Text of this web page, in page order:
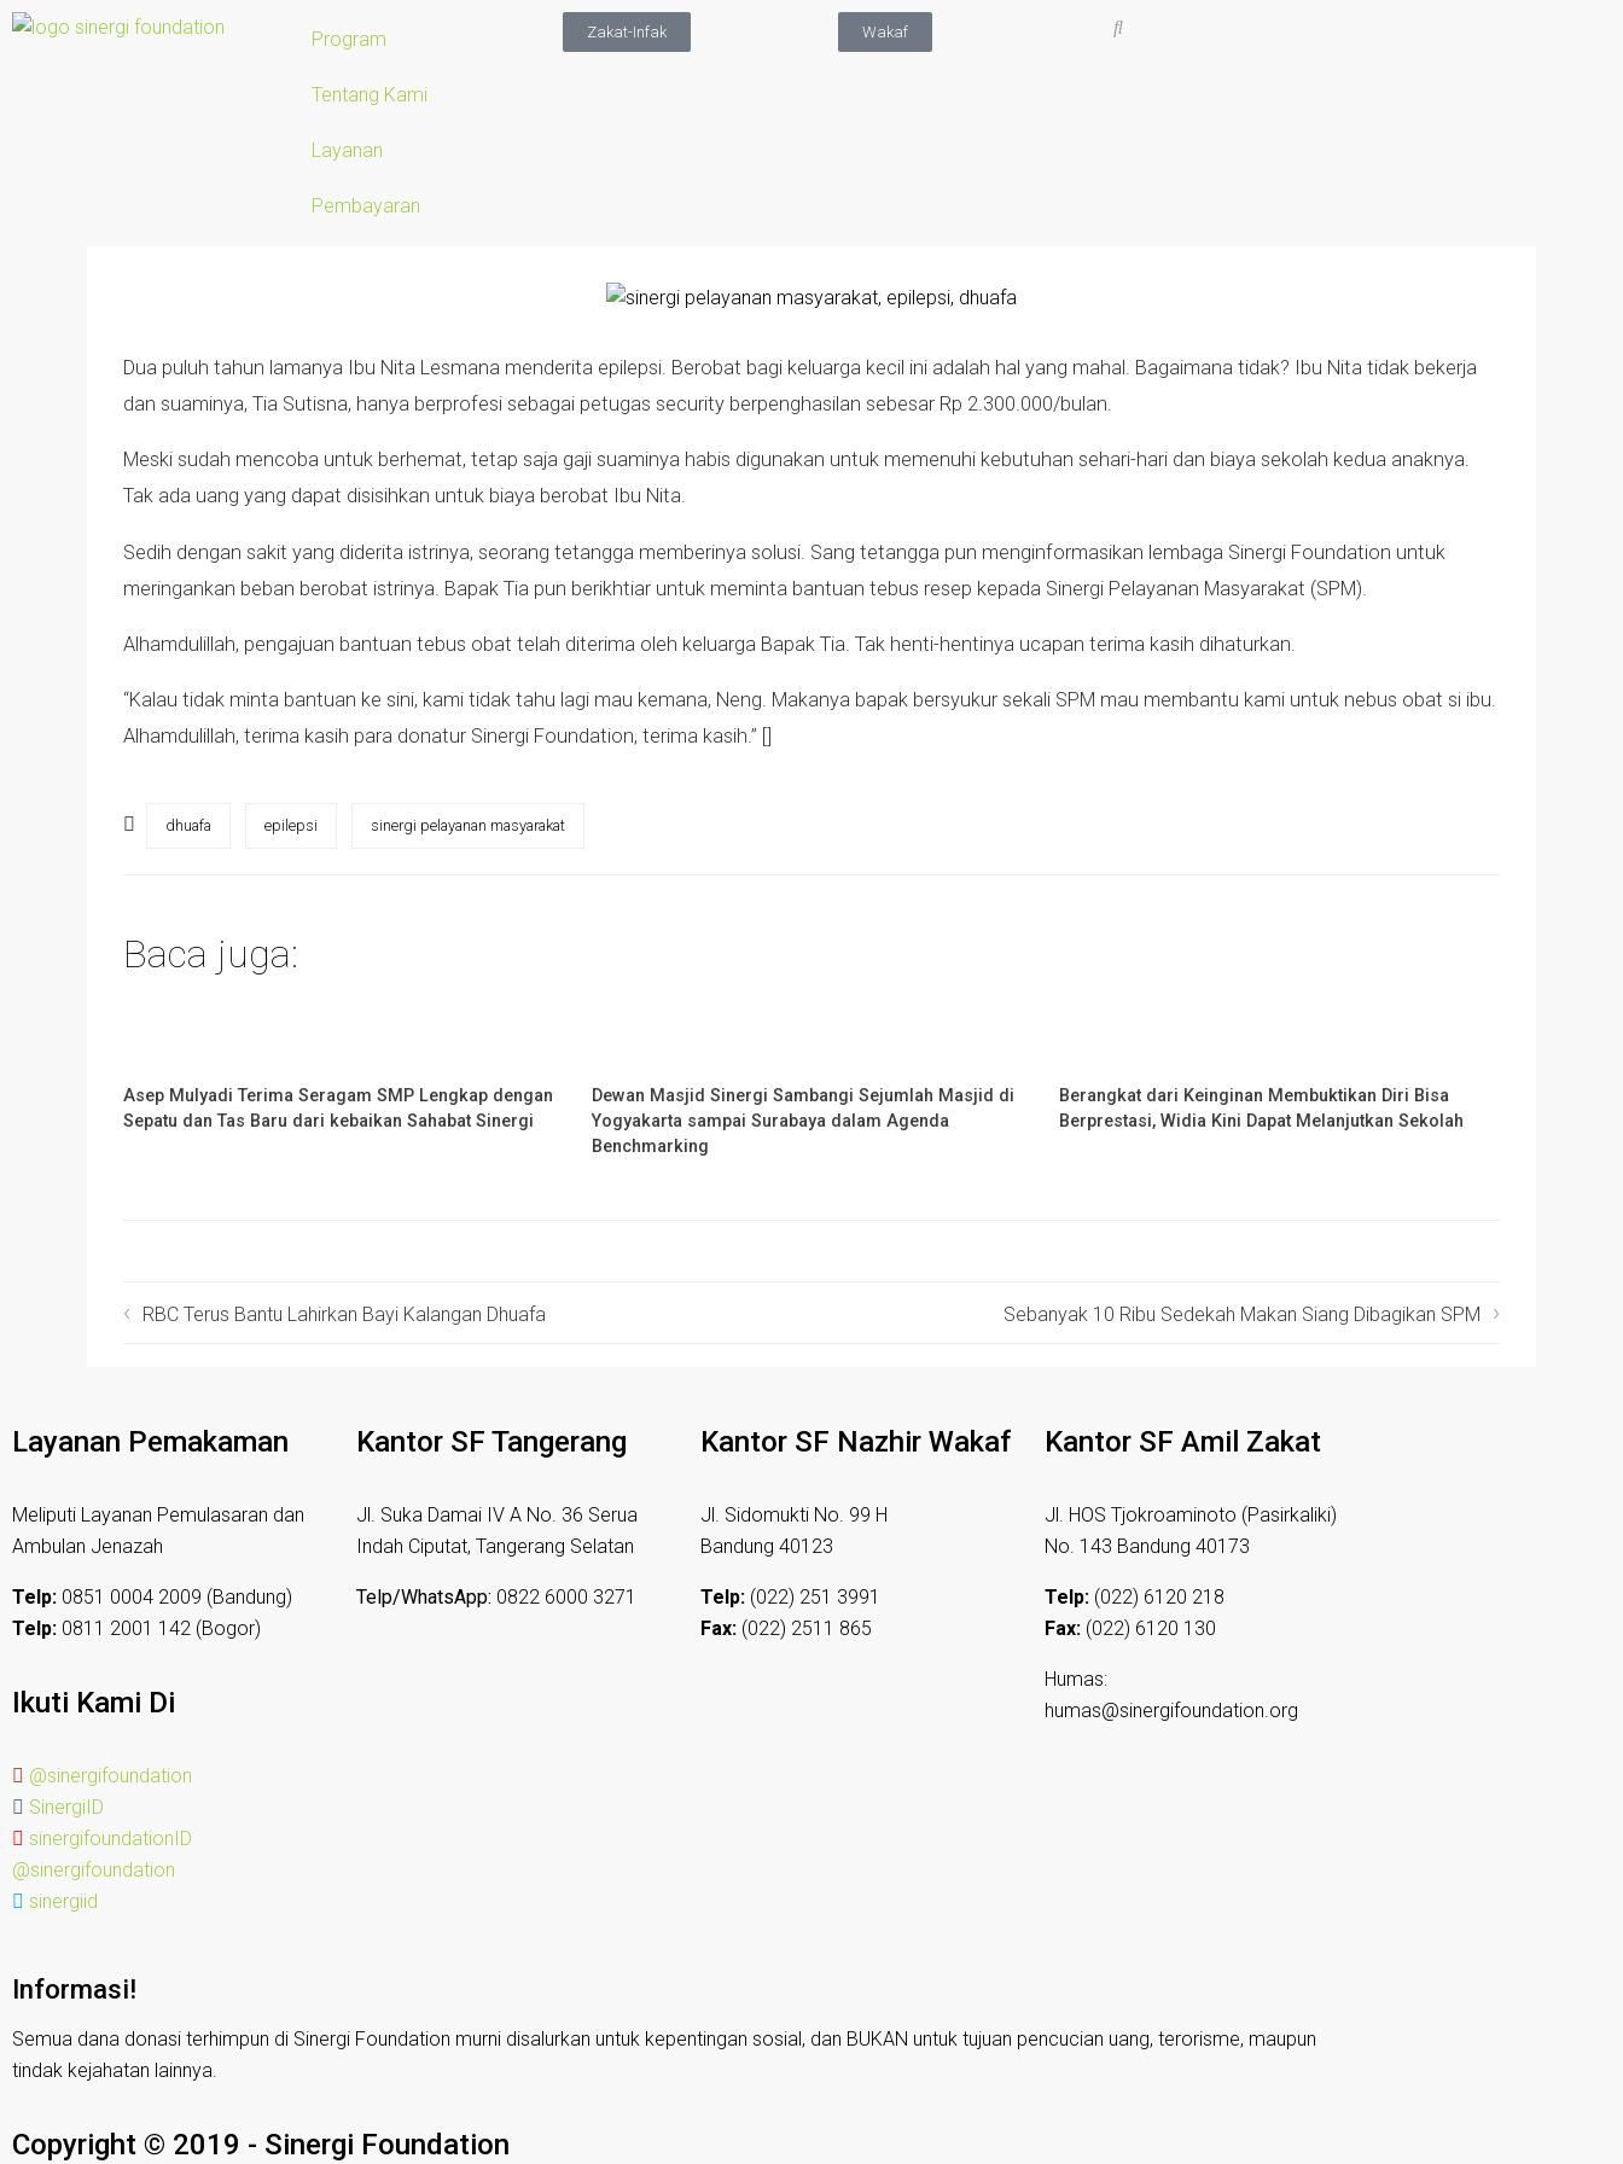
Program
Tentang Kami
Layanan
Pembayaran
Zakat-Infak Wakaf
Dua puluh tahun lamanya Ibu Nita Lesmana menderita epilepsi. Berobat bagi keluarga kecil ini adalah hal yang mahal. Bagaimana tidak? Ibu Nita tidak bekerja
dan suaminya, Tia Sutisna, hanya berprofesi sebagai petugas security berpenghasilan sebesar Rp 2.300.000/bulan.
Meski sudah mencoba untuk berhemat, tetap saja gaji suaminya habis digunakan untuk memenuhi kebutuhan sehari-hari dan biaya sekolah kedua anaknya.
Tak ada uang yang dapat disisihkan untuk biaya berobat Ibu Nita.
Sedih dengan sakit yang diderita istrinya, seorang tetangga memberinya solusi. Sang tetangga pun menginformasikan lembaga Sinergi Foundation untuk
meringankan beban berobat istrinya. Bapak Tia pun berikhtiar untuk meminta bantuan tebus resep kepada Sinergi Pelayanan Masyarakat (SPM).
Alhamdulillah, pengajuan bantuan tebus obat telah diterima oleh keluarga Bapak Tia. Tak henti-hentinya ucapan terima kasih dihaturkan.
“Kalau tidak minta bantuan ke sini, kami tidak tahu lagi mau kemana, Neng. Makanya bapak bersyukur sekali SPM mau membantu kami untuk nebus obat si ibu.
Alhamdulillah, terima kasih para donatur Sinergi Foundation, terima kasih.” []
dhuafa epilepsi sinergi pelayanan masyarakat
Baca juga:
Asep Mulyadi Terima Seragam SMP Lengkap dengan
Sepatu dan Tas Baru dari kebaikan Sahabat Sinergi
Dewan Masjid Sinergi Sambangi Sejumlah Masjid di
Yogyakarta sampai Surabaya dalam Agenda
Benchmarking
Berangkat dari Keinginan Membuktikan Diri Bisa
Berprestasi, Widia Kini Dapat Melanjutkan Sekolah
RBC Terus Bantu Lahirkan Bayi Kalangan Dhuafa Sebanyak 10 Ribu Sedekah Makan Siang Dibagikan SPM
Layanan Pemakaman
Meliputi Layanan Pemulasaran dan
Ambulan Jenazah
Telp: 0851 0004 2009 (Bandung)
Telp: 0811 2001 142 (Bogor)
Ikuti Kami Di
@sinergifoundation
SinergiID
sinergifoundationID
@sinergifoundation
sinergiid
Kantor SF Tangerang
Jl. Suka Damai IV A No. 36 Serua
Indah Ciputat, Tangerang Selatan
Telp/WhatsApp: 0822 6000 3271
Kantor SF Nazhir Wakaf
Jl. Sidomukti No. 99 H
Bandung 40123
Telp: (022) 251 3991
Fax: (022) 2511 865
Kantor SF Amil Zakat
Jl. HOS Tjokroaminoto (Pasirkaliki)
No. 143 Bandung 40173
Telp: (022) 6120 218
Fax: (022) 6120 130
Humas:
humas@sinergifoundation.org
Informasi!
Semua dana donasi terhimpun di Sinergi Foundation murni disalurkan untuk kepentingan sosial, dan BUKAN untuk tujuan pencucian uang, terorisme, maupun
tindak kejahatan lainnya.
Copyright © 2019 - Sinergi Foundation